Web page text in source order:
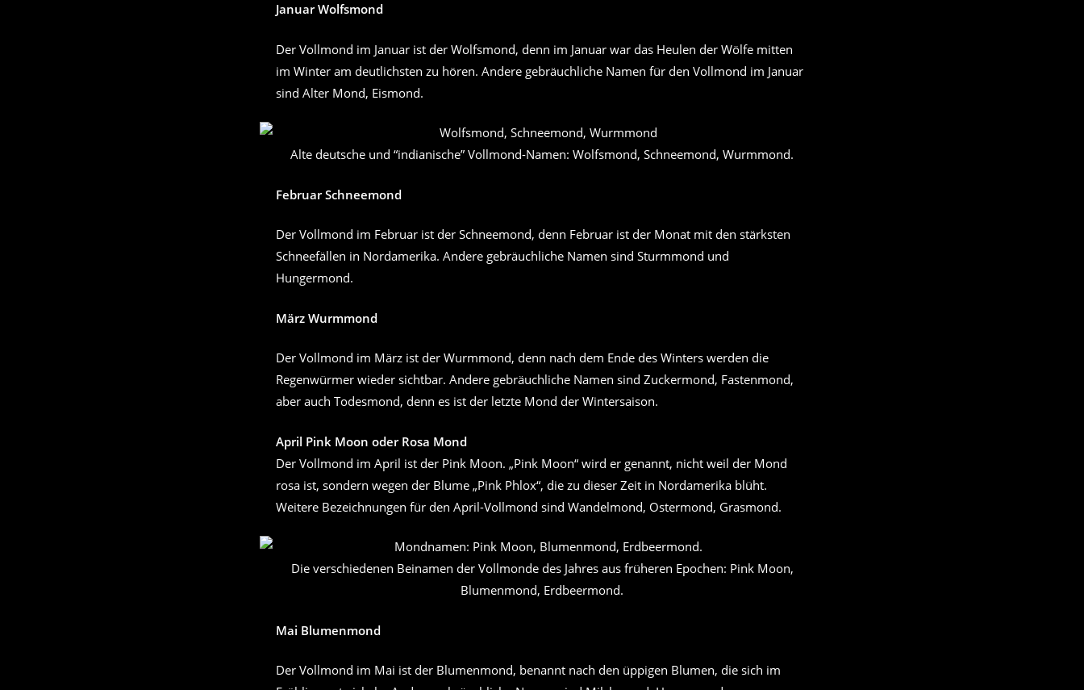
Januar Wolfsmond
Der Vollmond im Januar ist der Wolfsmond, denn im Januar war das Heulen der Wölfe mitten
im Winter am deutlichsten zu hören. Andere gebräuchliche Namen für den Vollmond im Januar
sind Alter Mond, Eismond.
Alte deutsche und “indianische” Vollmond-Namen: Wolfsmond, Schneemond, Wurmmond.
Februar Schneemond
Der Vollmond im Februar ist der Schneemond, denn Februar ist der Monat mit den stärksten
Schneefällen in Nordamerika. Andere gebräuchliche Namen sind Sturmmond und
Hungermond.
März Wurmmond
Der Vollmond im März ist der Wurmmond, denn nach dem Ende des Winters werden die
Regenwürmer wieder sichtbar. Andere gebräuchliche Namen sind Zuckermond, Fastenmond,
aber auch Todesmond, denn es ist der letzte Mond der Wintersaison.
April Pink Moon oder Rosa Mond
Der Vollmond im April ist der Pink Moon. „Pink Moon“ wird er genannt, nicht weil der Mond
rosa ist, sondern wegen der Blume „Pink Phlox“, die zu dieser Zeit in Nordamerika blüht.
Weitere Bezeichnungen für den April-Vollmond sind Wandelmond, Ostermond, Grasmond.
Die verschiedenen Beinamen der Vollmonde des Jahres aus früheren Epochen: Pink Moon,
Blumenmond, Erdbeermond.
Mai Blumenmond
Der Vollmond im Mai ist der Blumenmond, benannt nach den üppigen Blumen, die sich im